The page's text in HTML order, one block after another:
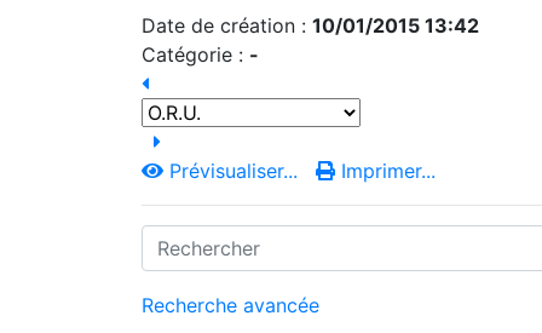
Date de création : 10/01/2015 13:42
Catégorie : -
Prévisualiser... Imprimer...
Recherche avancée